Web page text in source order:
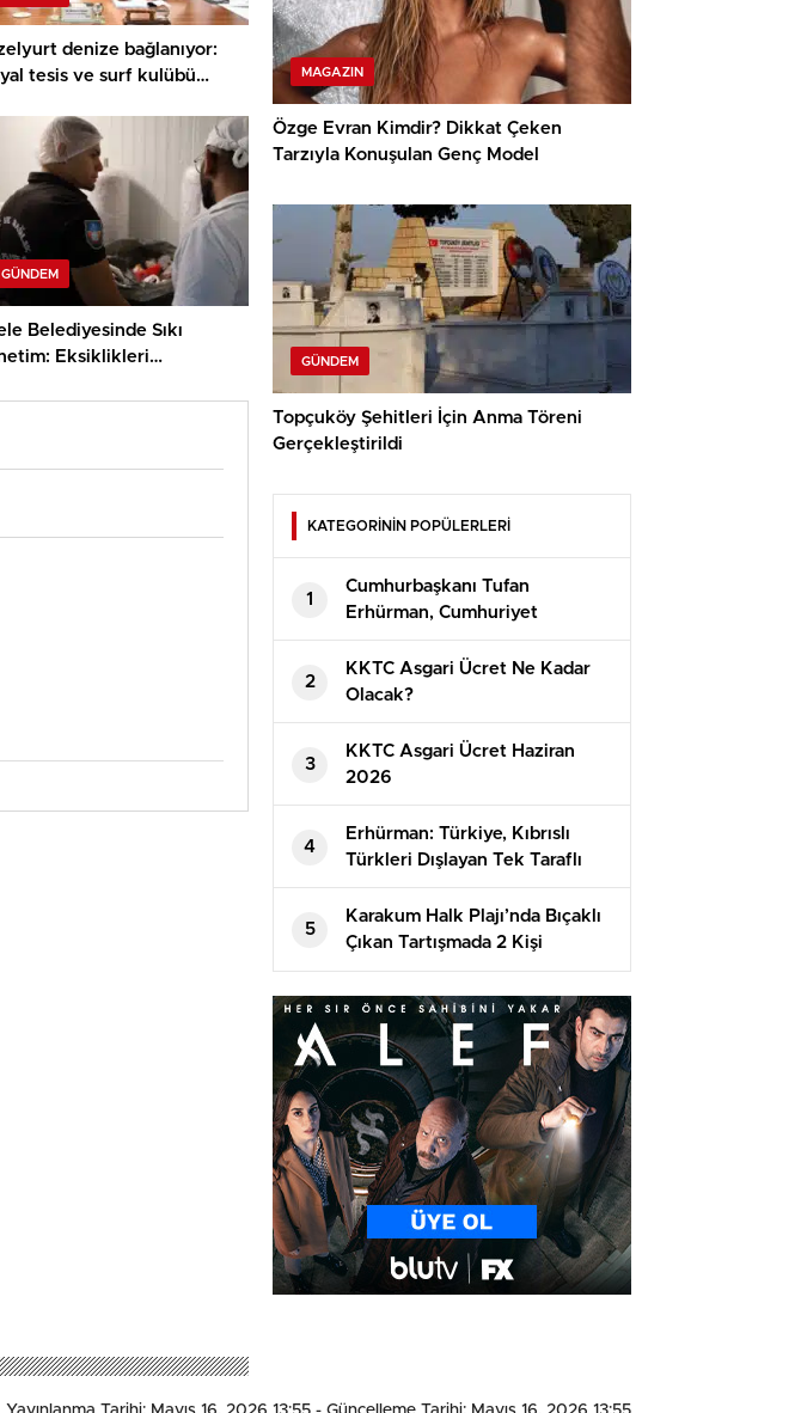
denize bağlanıyor:
tesis ve surf kulübü
GÜNDEM
Belediyesinde Sıkı
Eksiklikleri
MAGAZIN
Özge Evran Kimdir? Dikkat Çeken
Tarzıyla Konuşulan Genç Model
GÜNDEM
Topçuköy Şehitleri İçin Anma Töreni
Gerçekleştirildi
KATEGORİNİN POPÜLERLERİ
1
Cumhurbaşkanı Tufan
Erhürman, Cumhuriyet
Güvenlik Kurulu’nu Topladı
2
KKTC Asgari Ücret Ne Kadar
Olacak?
3
⁠KKTC Asgari Ücret Haziran
2026
4
Erhürman: Türkiye, Kıbrıslı
Türkleri Dışlayan Tek Taraflı
Girişimlere İzin Vermeyecek
5
Karakum Halk Plajı’nda Bıçaklı
Çıkan Tartışmada 2 Kişi
Tutuklandı